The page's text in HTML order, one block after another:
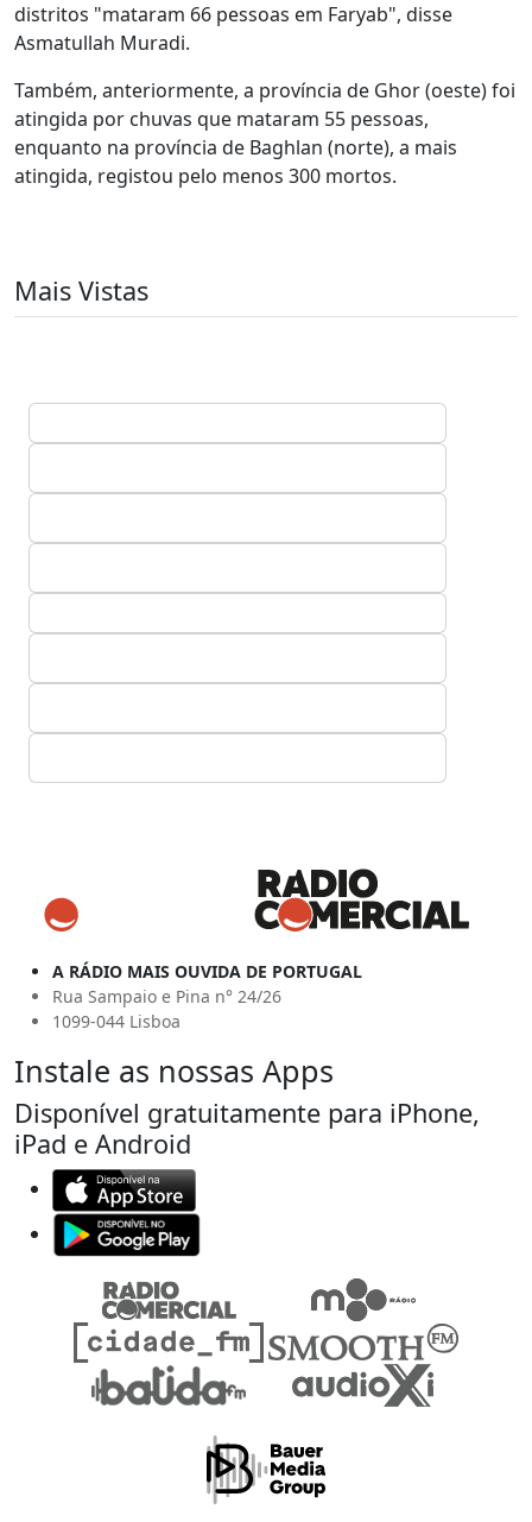
distritos "mataram 66 pessoas em Faryab", disse
Asmatullah Muradi.
Também, anteriormente, a província de Ghor (oeste) foi
atingida por chuvas que mataram 55 pessoas,
enquanto na província de Baghlan (norte), a mais
atingida, registou pelo menos 300 mortos.
Mais Vistas
A RÁDIO MAIS OUVIDA DE PORTUGAL
Rua Sampaio e Pina n° 24/26
1099-044 Lisboa
Instale as nossas Apps
Disponível gratuitamente para iPhone,
iPad e Android